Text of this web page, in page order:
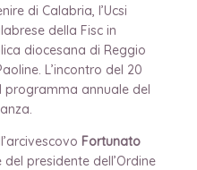
di Calabria, l’Ucsi
della Fisc in
diocesana di Reggio
L’incontro del 20
annuale del
Fortunato
del presidente dell’Ordine